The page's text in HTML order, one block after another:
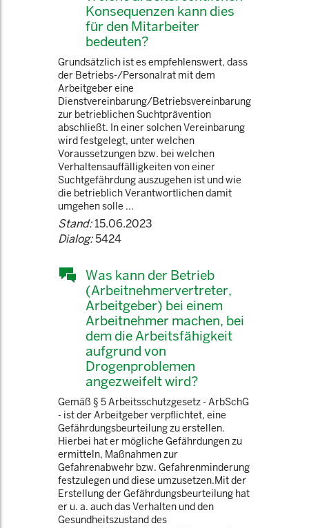
Konsequenzen kann dies
für den Mitarbeiter
bedeuten?
Grundsätzlich ist es empfehlenswert, dass
der Betriebs-/Personalrat mit dem
Arbeitgeber eine
Dienstvereinbarung/Betriebsvereinbarung
zur betrieblichen Suchtprävention
abschließt. In einer solchen Vereinbarung
wird festgelegt, unter welchen
Voraussetzungen bzw. bei welchen
Verhaltensauffälligkeiten von einer
Suchtgefährdung auszugehen ist und wie
die betrieblich Verantwortlichen damit
umgehen solle ...
Stand:15.06.2023
Dialog:5424
Was kann der Betrieb
(Arbeitnehmervertreter,
Arbeitgeber) bei einem
Arbeitnehmer machen, bei
dem die Arbeitsfähigkeit
aufgrund von
Drogenproblemen
angezweifelt wird?
Gemäß § 5 Arbeitsschutzgesetz - ArbSchG
- ist der Arbeitgeber verpflichtet, eine
Gefährdungsbeurteilung zu erstellen.
Hierbei hat er mögliche Gefährdungen zu
ermitteln, Maßnahmen zur
Gefahrenabwehr bzw. Gefahrenminderung
festzulegen und diese umzusetzen.Mit der
Erstellung der Gefährdungsbeurteilung hat
er u. a. auch das Verhalten und den
Gesundheitszustand des